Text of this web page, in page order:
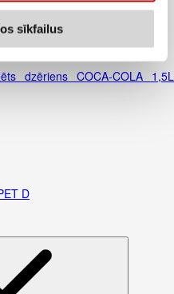
sīkfailus
dzēriens COCA-COLA 1,5L
D